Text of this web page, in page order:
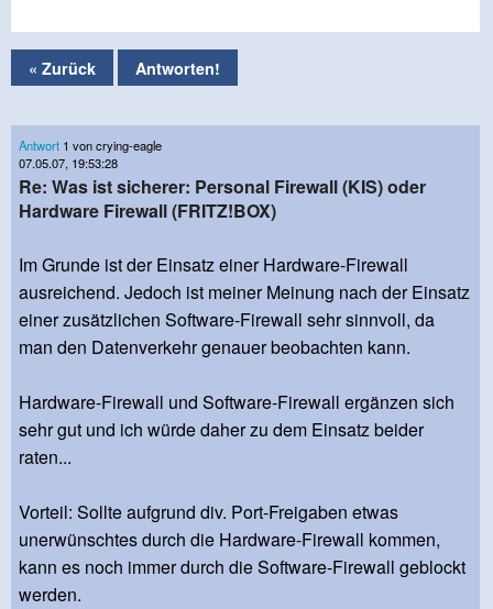
« Zurück Antworten!
Antwort 1 von crying-eagle
07.05.07, 19:53:28
Re: Was ist sicherer: Personal Firewall (KIS) oder
Hardware Firewall (FRITZ!BOX)
Im Grunde ist der Einsatz einer Hardware-Firewall
ausreichend. Jedoch ist meiner Meinung nach der Einsatz
einer zusätzlichen Software-Firewall sehr sinnvoll, da
man den Datenverkehr genauer beobachten kann.
Hardware-Firewall und Software-Firewall ergänzen sich
sehr gut und ich würde daher zu dem Einsatz beider
raten...
Vorteil: Sollte aufgrund div. Port-Freigaben etwas
unerwünschtes durch die Hardware-Firewall kommen,
kann es noch immer durch die Software-Firewall geblockt
werden.